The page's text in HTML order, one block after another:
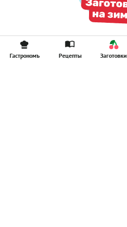
Гастрономъ Рецепты Заготовки